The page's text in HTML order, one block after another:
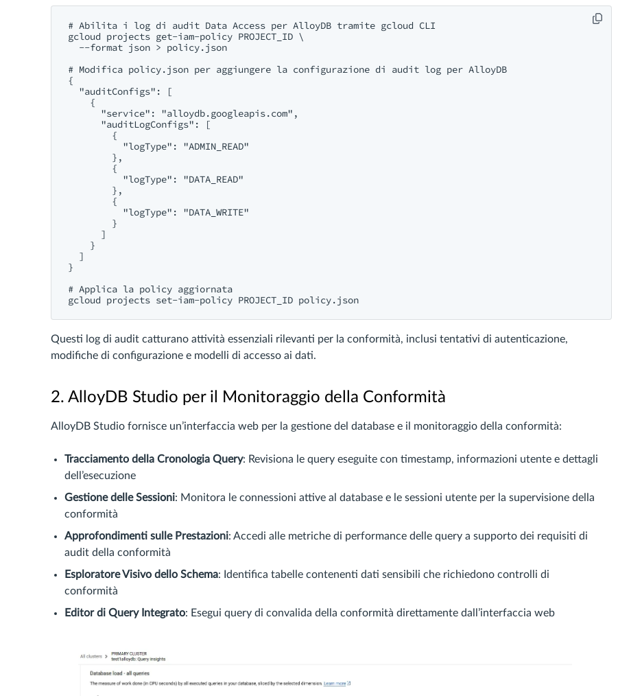
# Abilita i log di audit Data Access per AlloyDB tramite gcloud CLI
gcloud projects get-iam-policy PROJECT_ID \
  --format json > policy.json
# Modifica policy.json per aggiungere la configurazione di audit log per AlloyDB
{
  "auditConfigs": [
    {
      "service": "alloydb.googleapis.com",
      "auditLogConfigs": [
        {
          "logType": "ADMIN_READ"
        },
        {
          "logType": "DATA_READ"
        },
        {
          "logType": "DATA_WRITE"
        }
      ]
    }
  ]
}
# Applica la policy aggiornata
Questi log di audit catturano attività essenziali rilevanti per la conformità, inclusi tentativi di autenticazione,
modifiche di configurazione e modelli di accesso ai dati.
2. AlloyDB Studio per il Monitoraggio della Conformità
AlloyDB Studio fornisce un’interfaccia web per la gestione del database e il monitoraggio della conformità:
Tracciamento della Cronologia Query: Revisiona le query eseguite con timestamp, informazioni utente e dettagli
dell’esecuzione
Gestione delle Sessioni: Monitora le connessioni attive al database e le sessioni utente per la supervisione della
conformità
Approfondimenti sulle Prestazioni: Accedi alle metriche di performance delle query a supporto dei requisiti di
audit della conformità
Esploratore Visivo dello Schema: Identifica tabelle contenenti dati sensibili che richiedono controlli di
conformità
Editor di Query Integrato: Esegui query di convalida della conformità direttamente dall’interfaccia web